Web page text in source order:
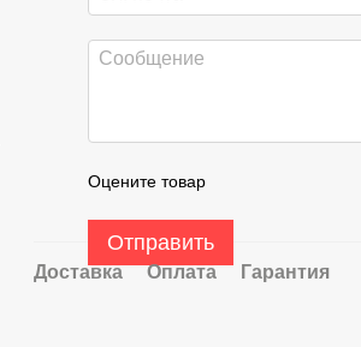
Оцените товар
Отправить
Доставка Оплата Гарантия